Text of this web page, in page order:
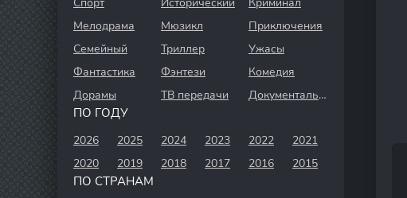
Мелодрама
Мюзикл
Приключения
Семейный
Триллер
Ужасы
Фантастика
Фэнтези
Комедия
Дорамы
ТВ передачи Документальный
ПО ГОДУ
2026 2025 2024 2023 2022
2021
2020
2019 2018 2017 2016 2015
ПО СТРАНАМ